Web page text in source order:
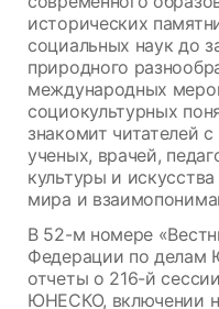
исторических
социальных наук до
природного
международных
социокультурных
знакомит читателей
ученых, врачей,
культуры и
мира и
В 52-м номере
Федерации по делам
отчеты о 216-й
ЮНЕСКО, включении